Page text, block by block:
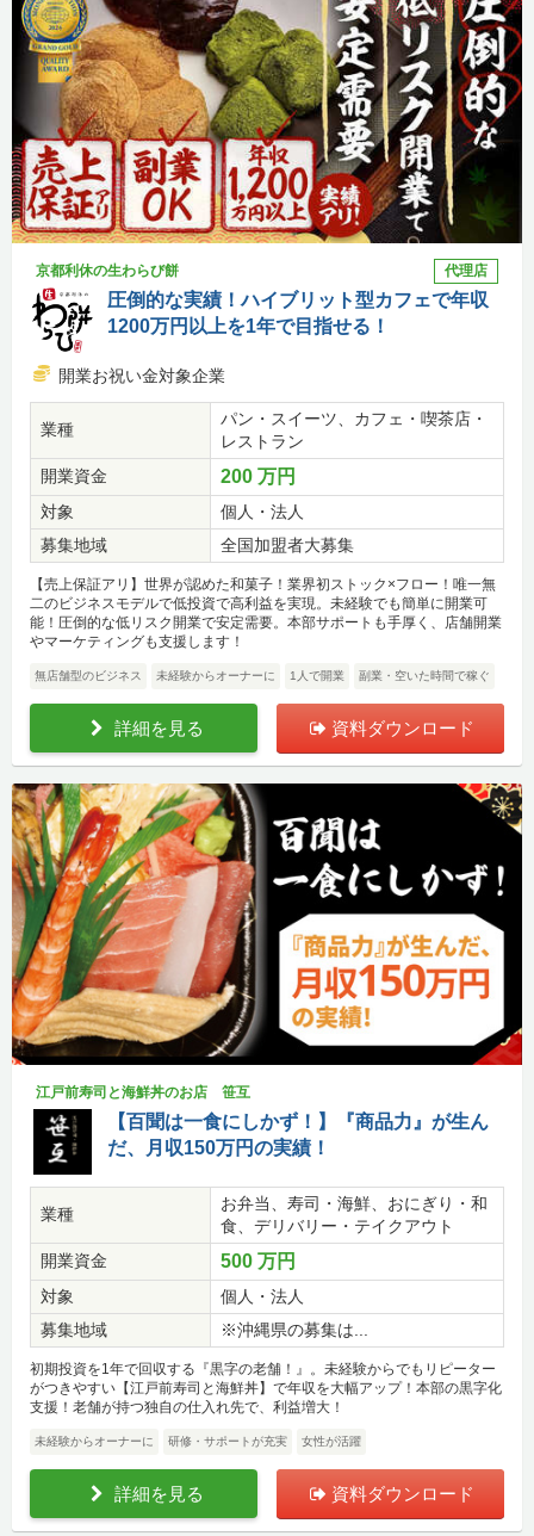
京都利休の生わらび餅 代理店
圧倒的な実績！ハイブリット型カフェで年収
1200万円以上を1年で目指せる！
開業お祝い金対象企業
業種
パン・スイーツ、カフェ・喫茶店・
レストラン
開業資金
200 万円
対象
個人・法人
募集地域
全国加盟者大募集
【売上保証アリ】世界が認めた和菓子！業界初ストック×フロー！唯一無
二のビジネスモデルで低投資で高利益を実現。未経験でも簡単に開業可
能！圧倒的な低リスク開業で安定需要。本部サポートも手厚く、店舗開業
やマーケティングも支援します！
無店舗型のビジネス 未経験からオーナーに 1人で開業 副業・空いた時間で稼ぐ
詳細を見る 資料ダウンロード
江戸前寿司と海鮮丼のお店 笹互
【百聞は一食にしかず！】『商品力』が生ん
だ、月収150万円の実績！
業種
お弁当、寿司・海鮮、おにぎり・和
食、デリバリー・テイクアウト
開業資金
500 万円
対象
個人・法人
募集地域
※沖縄県の募集は...
初期投資を1年で回収する『黒字の老舗！』。未経験からでもリピーター
がつきやすい【江戸前寿司と海鮮丼】で年収を大幅アップ！本部の黒字化
支援！老舗が持つ独自の仕入れ先で、利益増大！
未経験からオーナーに 研修・サポートが充実 女性が活躍
詳細を見る 資料ダウンロード